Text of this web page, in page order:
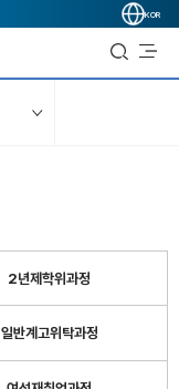
KOR
2년제학위과정
일반계고위탁과정